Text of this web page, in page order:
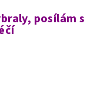
posílám s